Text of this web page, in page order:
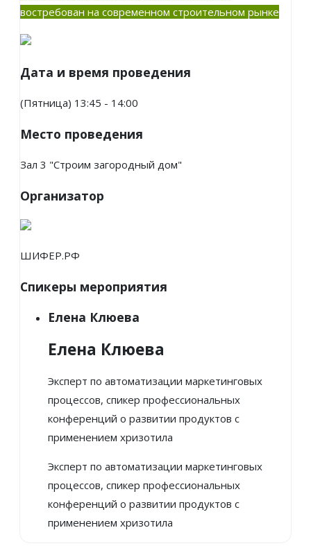
востребован на современном строительном рынке
Дата и время проведения
(Пятница) 13:45 - 14:00
Место проведения
Зал 3 "Строим загородный дом"
Организатор
ШИФЕР.РФ
Спикеры мероприятия
Елена Клюева
Елена Клюева
Эксперт по автоматизации маркетинговых
процессов, спикер профессиональных
конференций о развитии продуктов с
применением хризотила
Эксперт по автоматизации маркетинговых
процессов, спикер профессиональных
конференций о развитии продуктов с
применением хризотила